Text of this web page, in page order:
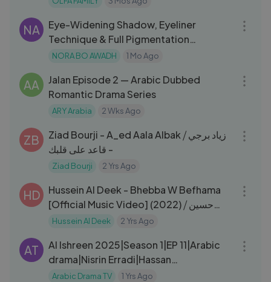
NA
Eye-Widening Shadow, Eyeliner
Technique & Full Pigmentation
Coverage | شدو يوسع العين وتغطية
NORA BO AWADH 1 Mo Ago
AA
Jalan Episode 2 — Arabic Dubbed
Romantic Drama Series
ARY Arabia 2 Wks Ago
ZB
Ziad Bourji - A_ed Aala Albak ⧸ زياد برجي
- قاعد على قلبك
Ziad Bourji 2 Yrs Ago
HD
Hussein Al Deek - Bhebba W Befhama
[Official Music Video] (2022) ⧸ حسين
الديك - بحبا وبفهما
Hussein Al Deek 2 Yrs Ago
AT
Al Ishreen 2025|Season 1|EP 11|Arabic
drama|Nisrin Erradi|Hassan
Foulane|Fatima Al Rubaiey
Arabic Drama TV 1 Yrs Ago